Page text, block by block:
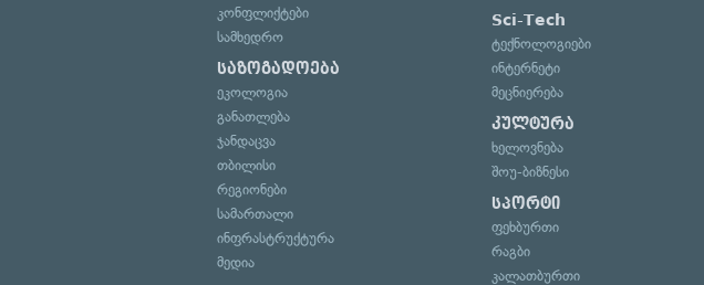
კონფლიქტები
სამხედრო
საზოგადოება
ეკოლოგია
განათლება
ჯანდაცვა
თბილისი
რეგიონები
სამართალი
ინფრასტრუქტურა
მედია
Sci-Tech
ტექნოლოგიები
ინტერნეტი
მეცნიერება
კულტურა
ხელოვნება
შოუ-ბიზნესი
სპორტი
ფეხბურთი
რაგბი
კალათბურთი